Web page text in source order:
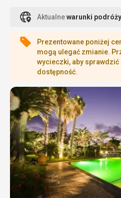
Aktualnewarunki podróży
Prezentowane poniżej
mogą ulegać zmianie.
wycieczki, aby sprawdzić
dostępność.